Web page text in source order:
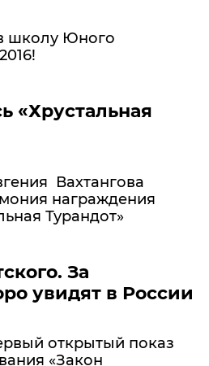
школу Юного
«Хрустальная
Вахтангова
награждения
Турандот»
За
увидят в России
открытый показ
«Закон